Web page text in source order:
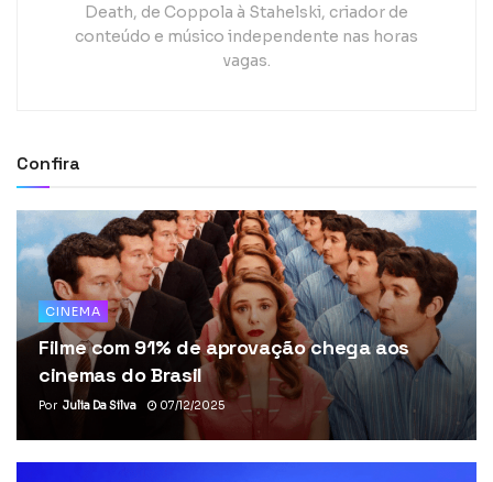
Death, de Coppola à Stahelski, criador de
conteúdo e músico independente nas horas
vagas.
Confira
CINEMA
Filme com 91% de aprovação chega aos
cinemas do Brasil
Por Julia Da Silva 07/12/2025